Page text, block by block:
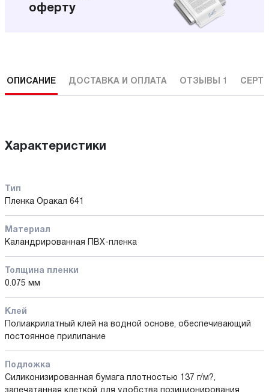
оферту
ОПИСАНИЕ ДОСТАВКА И ОПЛАТА ОТЗЫВЫ
Характеристики
Тип
Пленка Оракал 641
Материал
Каландрированная ПВХ-пленка
Толщина пленки
0.075 мм
Клей
Полиакрилатный клей на водной основе, обеспечивающий
постоянное прилипание
Подложка
Силиконизированная бумага плотностью 137 г/м?,
запечатанная клеткой для удобства позиционирования